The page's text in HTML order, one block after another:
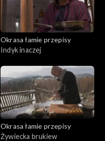
Okrasa łamie przepisy
Indyk inaczej
Okrasa łamie przepisy
Żywiecka brukiew